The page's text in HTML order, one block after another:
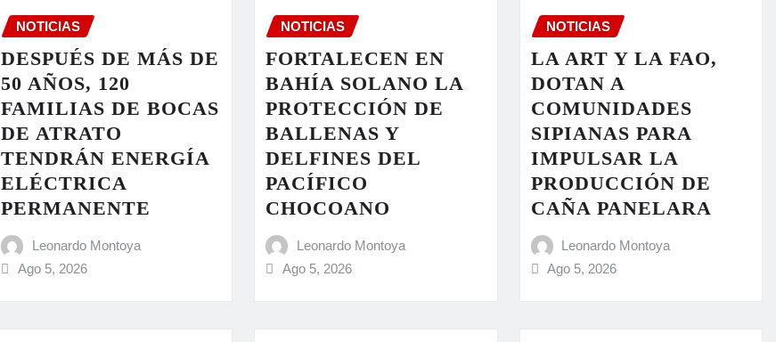
NOTICIAS
DESPUÉS DE MÁS DE
50 AÑOS, 120
FAMILIAS DE BOCAS
DE ATRATO
TENDRÁN ENERGÍA
ELÉCTRICA
PERMANENTE
Leonardo Montoya
Ago 5, 2026
NOTICIAS
FORTALECEN EN
BAHÍA SOLANO LA
PROTECCIÓN DE
BALLENAS Y
DELFINES DEL
PACÍFICO
CHOCOANO
Leonardo Montoya
Ago 5, 2026
NOTICIAS
LA ART Y LA FAO,
DOTAN A
COMUNIDADES
SIPIANAS PARA
IMPULSAR LA
PRODUCCIÓN DE
CAÑA PANELARA
Leonardo Montoya
Ago 5, 2026